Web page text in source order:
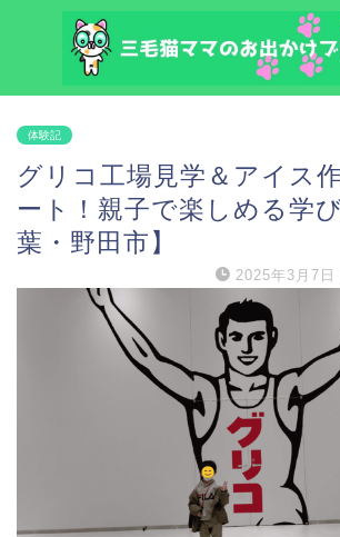
体験記
グリコ工場見学＆アイス
ート！親子で楽しめる学
葉・野田市】
2025年3月7日